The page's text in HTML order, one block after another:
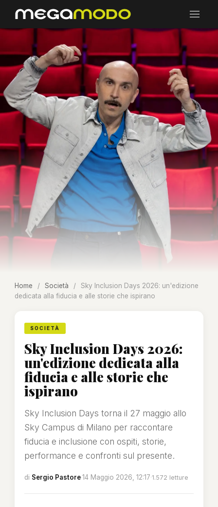
Home / Società /
Sky Inclusion Days 2026: un'edizione
dedicata alla fiducia e alle storie che ispirano
SOCIETÀ
Sky Inclusion Days 2026:
un'edizione dedicata alla
fiducia e alle storie che
ispirano
Sky Inclusion Days torna il 27 maggio allo
Sky Campus di Milano per raccontare
fiducia e inclusione con ospiti, storie,
performance e confronti sul presente.
di Sergio Pastore·14 Maggio 2026, 12:17·1.572 letture